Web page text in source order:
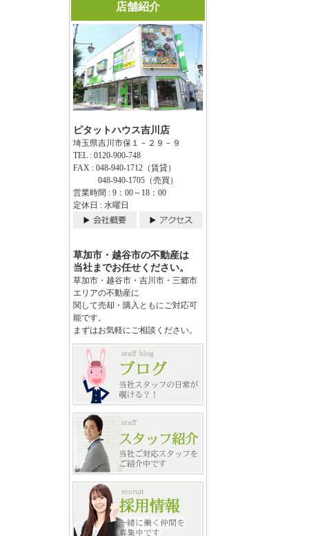
店舗紹介
ピタットハウス吉川店
埼玉県吉川市保１－２９－９
TEL : 0120-900-748
FAX : 048-940-1712（賃貸）
048-940-1705（売買）
営業時間 : 9：00～18：00
定休日 : 水曜日
草加市・越谷市の不動産は
当社までお任せください。
草加市・越谷市・吉川市・三郷市
エリアの不動産に
関して売却・購入ともにご対応可
能です。
まずはお気軽にご相談ください。